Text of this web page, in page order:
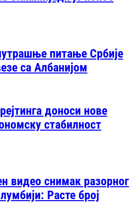
питање Србије
са Албанијом
доноси нове
стабилност
видео снимак разорног
Расте број